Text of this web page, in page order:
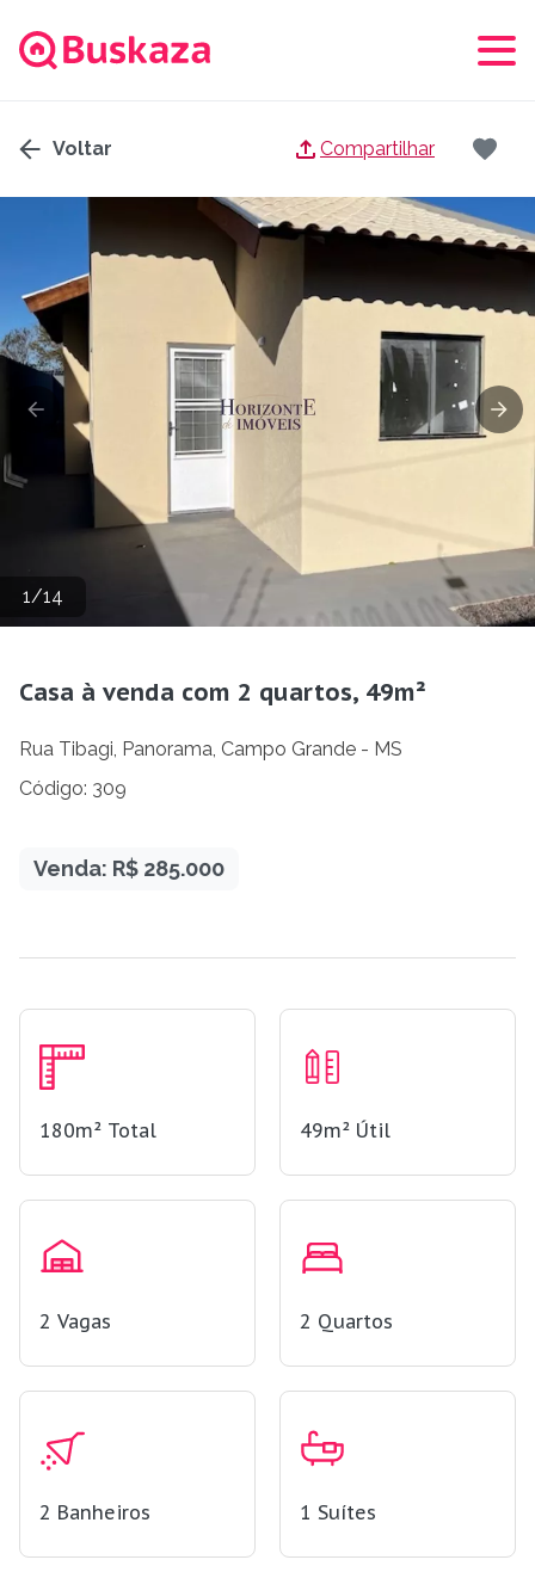
Voltar Compartilhar
1/14
Casa à venda com 2 quartos, 49m²
Rua Tibagi, Panorama, Campo Grande - MS
Código: 309
Venda: R$ 285.000
180m² Total 49m² Útil
2 Vagas 2 Quartos
2 Banheiros 1 Suítes